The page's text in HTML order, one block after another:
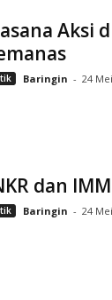
Aksi
Baringin - 24
dan
Baringin - 24